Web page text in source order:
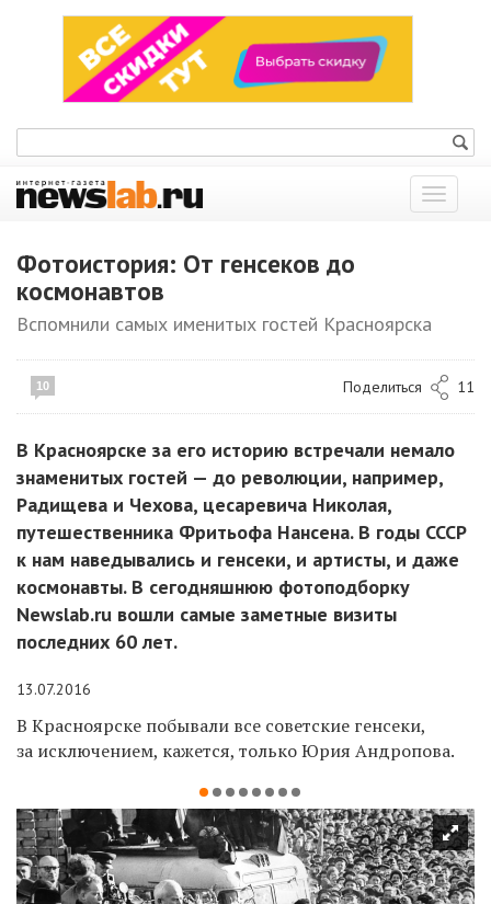
Показать
меню
Фотоистория: От генсеков до
космонавтов
Вспомнили самых именитых гостей Красноярска
10 Поделиться 11
В Красноярске за его историю встречали немало
знаменитых гостей — до революции, например,
Радищева и Чехова, цесаревича Николая,
путешественника Фритьофа Нансена. В годы СССР
к нам наведывались и генсеки, и артисты, и даже
космонавты. В сегодняшнюю фотоподборку
Newslab.ru вошли самые заметные визиты
последних 60 лет.
13.07.2016
В Красноярске побывали все советские генсеки,
за исключением, кажется, только Юрия Андропова.